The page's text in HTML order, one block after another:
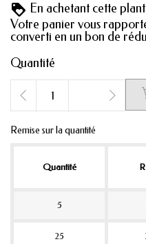
En achetant cette
Votre panier vous
converti en un bon de
Quantité
Remise sur la quantité
Quantité
5
25